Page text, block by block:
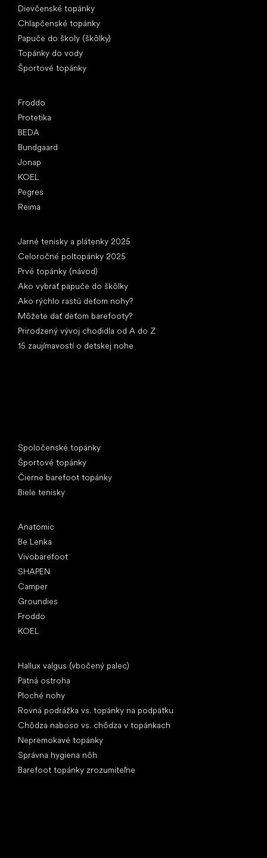
Dievčenské topánky
Chlapčenské topánky
Papuče do školy (škôlky)
Topánky do vody
Športové topánky
Froddo
Protetika
BEDA
Bundgaard
Jonap
KOEL
Pegres
Reima
Jarné tenisky a plátenky 2025
Celoročné poltopánky 2025
Prvé topánky (návod)
Ako vybrať papuče do škôlky
Ako rýchlo rastú deťom nohy?
Môžete dať deťom barefooty?
Prirodzený vývoj chodidla od A do Z
15 zaujímavostí o detskej nohe
Spoločenské topánky
Športové topánky
Čierne barefoot topánky
Biele tenisky
Anatomic
Be Lenka
Vivobarefoot
SHAPEN
Camper
Groundies
Froddo
KOEL
Hallux valgus (vbočený palec)
Pätná ostroha
Ploché nohy
Rovná podrážka vs. topánky na podpätku
Chôdza naboso vs. chôdza v topánkach
Nepremokavé topánky
Správna hygiena nôh
Barefoot topánky zrozumiteľne